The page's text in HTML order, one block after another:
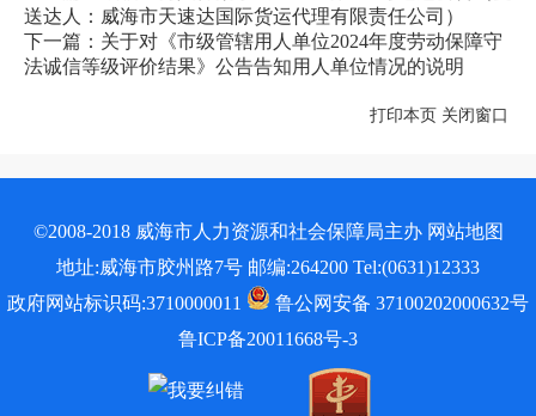
送达人：威海市天速达国际货运代理有限责任公司）
下一篇：关于对《市级管辖用人单位2024年度劳动保障守
法诚信等级评价结果》公告告知用人单位情况的说明
打印本页 关闭窗口
©2008-2018 威海市人力资源和社会保障局主办 网站地图
地址:威海市胶州路7号 邮编:264200 Tel:(0631)12333
政府网站标识码:3710000011
鲁公网安备 37100202000632号
鲁ICP备20011668号-3